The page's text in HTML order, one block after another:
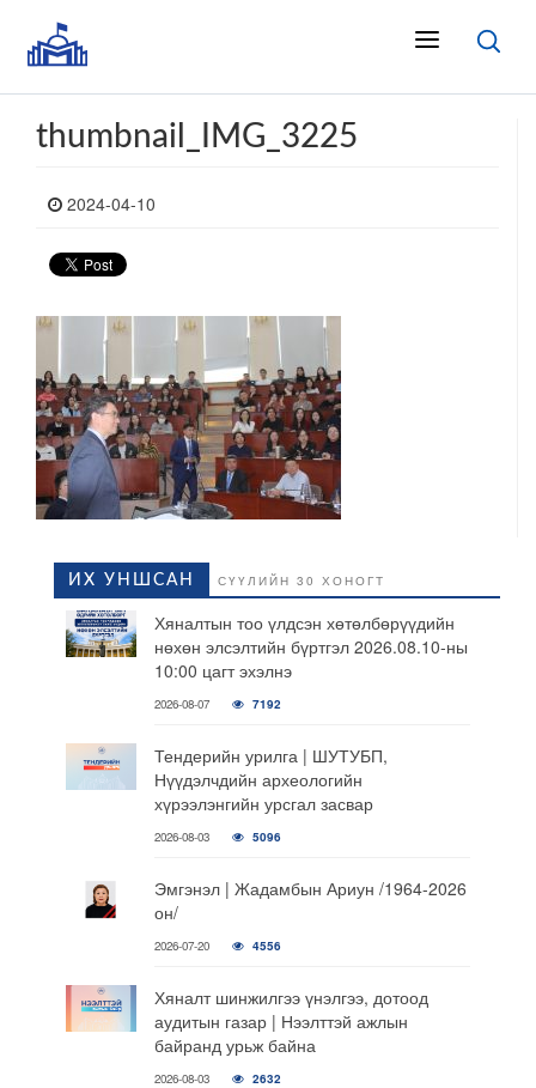
thumbnail_IMG_3225
2024-04-10
ИХ УНШСАН СҮҮЛИЙН 30 ХОНОГТ
Хяналтын тоо үлдсэн хөтөлбөрүүдийн
нөхөн элсэлтийн бүртгэл 2026.08.10-ны
10:00 цагт эхэлнэ
2026-08-07 7192
Тендерийн урилга | ШУТУБП,
Нүүдэлчдийн археологийн
хүрээлэнгийн урсгал засвар
2026-08-03 5096
Эмгэнэл | Жадамбын Ариун /1964-2026
он/
2026-07-20 4556
Хяналт шинжилгээ үнэлгээ, дотоод
аудитын газар | Нээлттэй ажлын
байранд урьж байна
2026-08-03 2632